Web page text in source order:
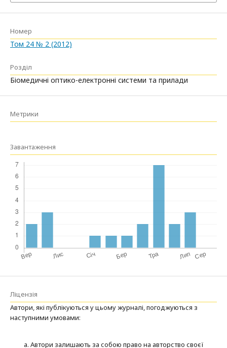
Номер
Том 24 № 2 (2012)
Розділ
Біомедичні оптико-електронні системи та прилади
Метрики
Завантаження
Ліцензія
Автори, які публікуються у цьому журналі, погоджуються з
наступними умовами:
Автори залишають за собою право на авторство своєї